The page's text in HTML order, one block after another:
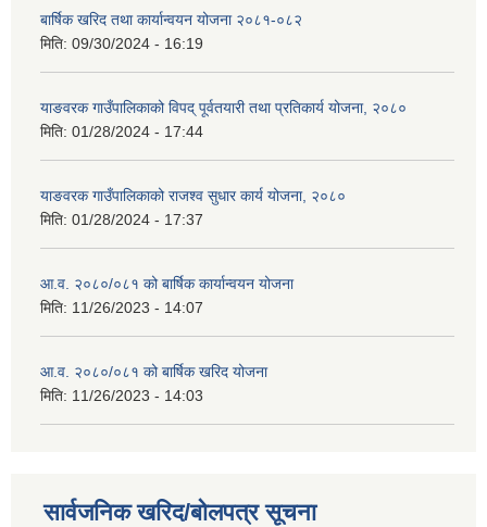
बार्षिक खरिद तथा कार्यान्वयन योजना २०८१-०८२
मिति: 09/30/2024 - 16:19
याङवरक गाउँपालिकाको विपद् पूर्वतयारी तथा प्रतिकार्य योजना, २०८०
मिति: 01/28/2024 - 17:44
याङवरक गाउँपालिकाको राजश्व सुधार कार्य योजना, २०८०
मिति: 01/28/2024 - 17:37
आ.व. २०८०/०८१ को बार्षिक कार्यान्वयन योजना
मिति: 11/26/2023 - 14:07
आ.व. २०८०/०८१ को बार्षिक खरिद योजना
मिति: 11/26/2023 - 14:03
सार्वजनिक खरिद/बोलपत्र सूचना